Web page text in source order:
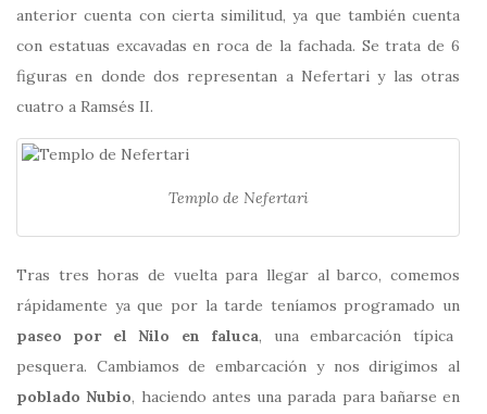
anterior cuenta con cierta similitud, ya que también cuenta
con estatuas excavadas en roca de la fachada. Se trata de 6
figuras en donde dos representan a Nefertari y las otras
cuatro a Ramsés II.
Templo de Nefertari
Tras tres horas de vuelta para llegar al barco, comemos
rápidamente ya que por la tarde teníamos programado un
paseo por el Nilo en faluca, una embarcación típica
pesquera. Cambiamos de embarcación y nos dirigimos al
poblado Nubio, haciendo antes una parada para bañarse en